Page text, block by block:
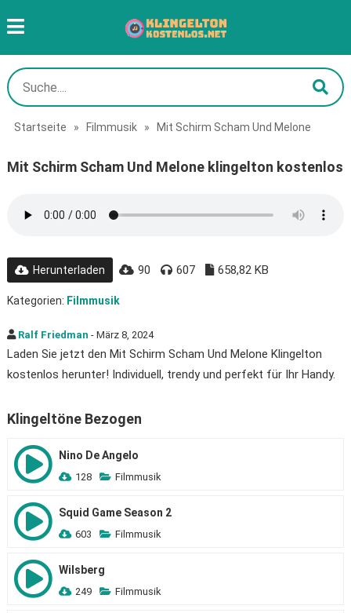
Startseite » Filmmusik » Mit Schirm Scham Und Melone
Mit Schirm Scham Und Melone klingelton kostenlos
Herunterladen 90 607 658,82 KB
Kategorien: Filmmusik
Ralf Friedman - März 8, 2024
Laden Sie jetzt den Mit Schirm Scham Und Melone Klingelton
kostenlos herunter! Individuell, trendy und perfekt für Ihr Handy.
Klingeltöne Bezogen
Nino De Angelo
128 Filmmusik
Squid Game Season 2
603 Filmmusik
Wilsberg
249 Filmmusik